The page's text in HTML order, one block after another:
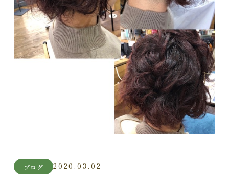
ブログ 2020.03.02